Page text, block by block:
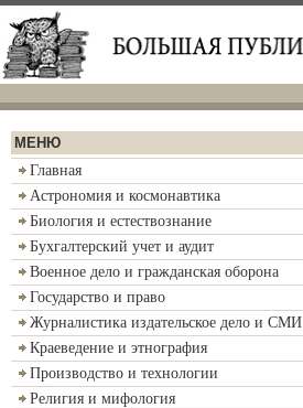
МЕНЮ
Главная
Астрономия и космонавтика
Биология и естествознание
Бухгалтерский учет и аудит
Военное дело и гражданская оборона
Государство и право
Журналистика издательское дело и СМИ
Краеведение и этнография
Производство и технологии
Религия и мифология